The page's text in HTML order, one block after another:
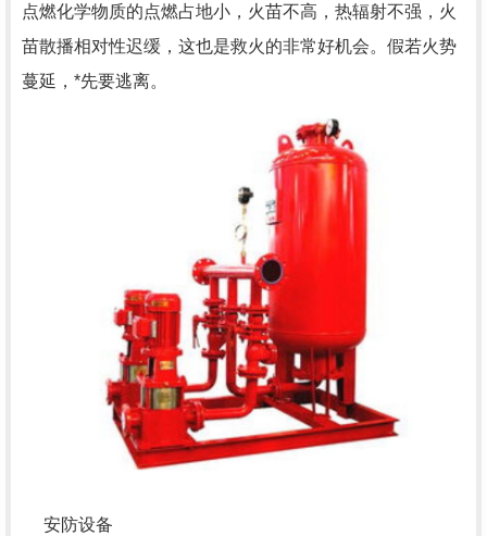
点燃化学物质的点燃占地小，火苗不高，热辐射不强，火
苗散播相对性迟缓，这也是救火的非常好机会。假若火势
蔓延，*先要逃离。
安防设备